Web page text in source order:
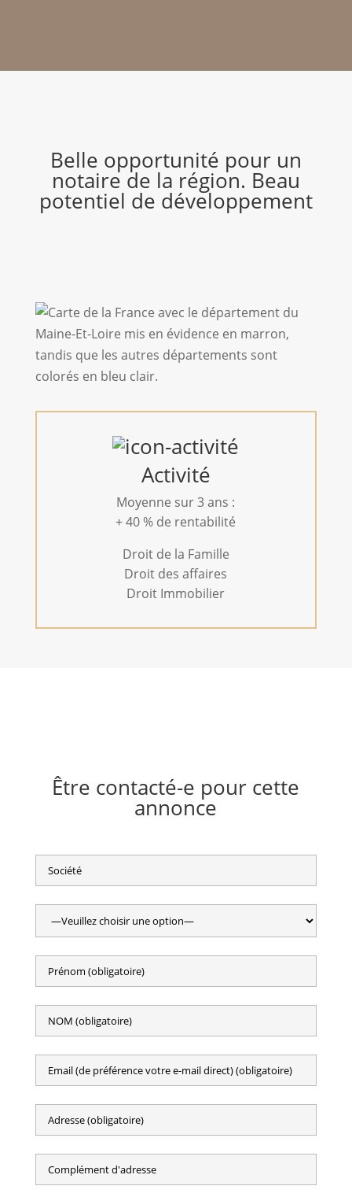
Belle opportunité pour un
notaire de la région. Beau
potentiel de développement
Activité
Moyenne sur 3 ans :
+ 40 % de rentabilité
Droit de la Famille
Droit des affaires
Droit Immobilier
Être contacté-e pour cette
annonce